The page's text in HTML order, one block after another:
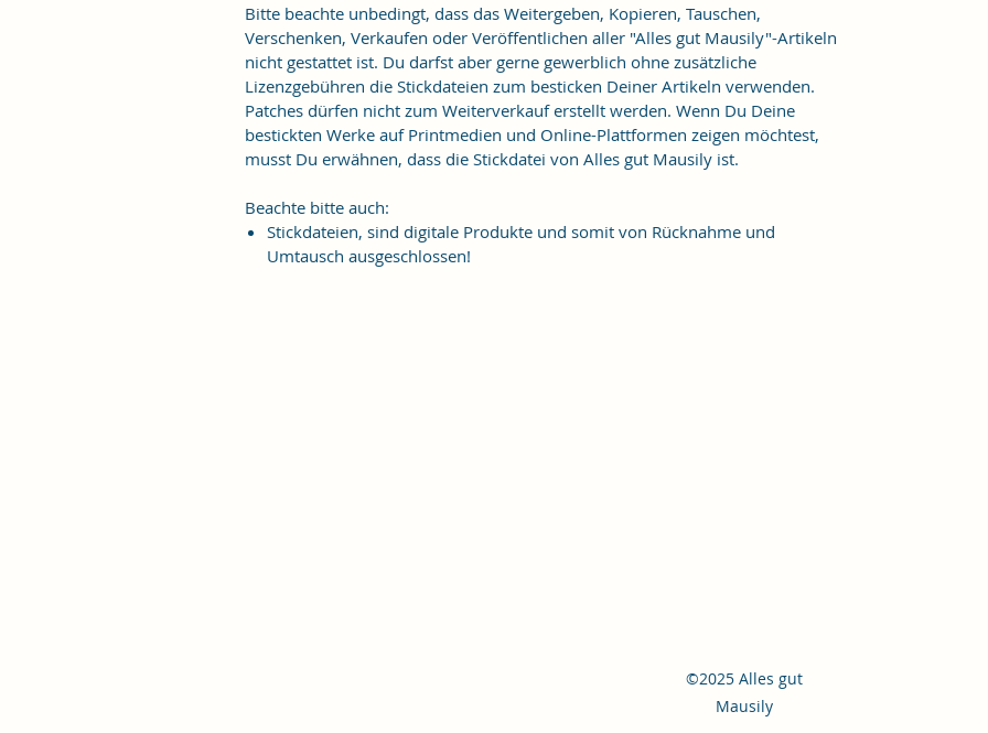
Bitte beachte unbedingt, dass das Weitergeben, Kopieren, Tauschen,
Verschenken, Verkaufen oder Veröffentlichen aller "Alles gut Mausily"-Artikeln
nicht gestattet ist. Du darfst aber gerne gewerblich ohne zusätzliche
Lizenzgebühren die Stickdateien zum besticken Deiner Artikeln verwenden.
Patches dürfen nicht zum Weiterverkauf erstellt werden. Wenn Du Deine
bestickten Werke auf Printmedien und Online-Plattformen zeigen möchtest,
musst Du erwähnen, dass die Stickdatei von Alles gut Mausily ist.
Beachte bitte auch:
Stickdateien, sind digitale Produkte und somit von Rücknahme und
Umtausch ausgeschlossen!
©2025 Alles gut
Mausily